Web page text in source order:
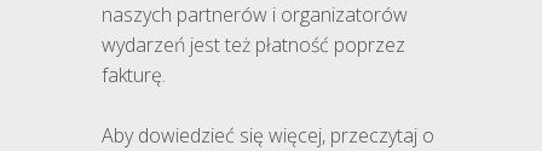
naszych partnerów i organizatorów
wydarzeń jest też płatność poprzez
fakturę.
Aby dowiedzieć się więcej, przeczytaj o